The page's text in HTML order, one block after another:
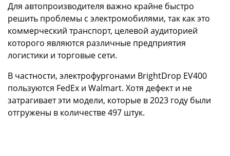
Для автопроизводителя важно крайне быстро
решить проблемы с электромобилями, так как это
коммерческий транспорт, целевой аудиторией
которого являются различные предприятия
логистики и торговые сети.
В частности, электрофургонами BrightDrop EV400
пользуются FedEx и Walmart. Хотя дефект и не
затрагивает эти модели, которые в 2023 году были
отгружены в количестве 497 штук.